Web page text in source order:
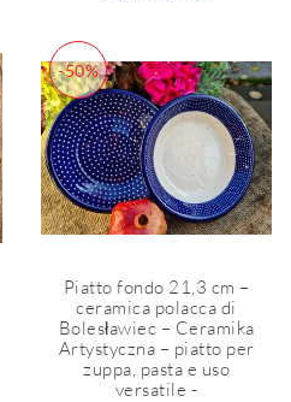
-50%
Piatto fondo 21,3 cm –
ceramica polacca di
Bolesławiec – Ceramika
Artystyczna – piatto per
zuppa, pasta e uso
versatile -